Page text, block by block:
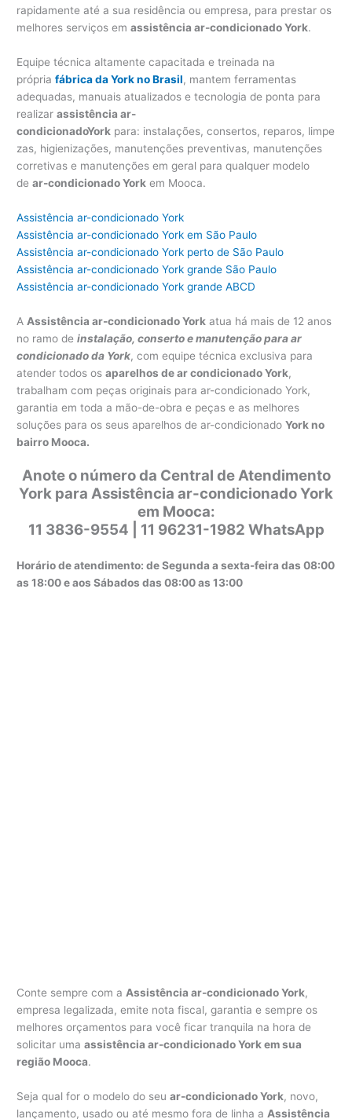
rapidamente até a sua residência ou empresa, para prestar os
melhores serviços emassistência ar-condicionado York.
Equipe técnica altamente capacitada e treinada na
própriafábrica da York no Brasil, mantem ferramentas
adequadas, manuais atualizados e tecnologia de ponta para
realizarassistência ar-
condicionadoYork para: instalações, consertos, reparos, limpe
zas, higienizações, manutenções preventivas, manutenções
corretivas e manutenções em geral para qualquer modelo
dear-condicionado York em Mooca.
Assistência ar-condicionado York
Assistência ar-condicionado York em São Paulo
Assistência ar-condicionado York perto de São Paulo
Assistência ar-condicionado York grande São Paulo
Assistência ar-condicionado York grande ABCD
A Assistência ar-condicionado York atua há mais de 12 anos
no ramo deinstalação, conserto e manutenção para ar
condicionado da York, com equipe técnica exclusiva para
atender todos osaparelhos de ar condicionado York,
trabalham com peças originais para ar-condicionado York,
garantia em toda a mão-de-obra e peças e as melhores
soluções para os seus aparelhos de ar-condicionadoYork no
bairro Mooca.
Anote o número da Central de Atendimento
York para Assistência ar-condicionado York
em Mooca:
11 3836-9554 | 11 96231-1982 WhatsApp
Horário de atendimento: de Segunda a sexta-feira das 08:00
as 18:00 e aos Sábados das 08:00 as 13:00
Conte sempre com a Assistência ar-condicionado York,
empresa legalizada, emite nota fiscal, garantia e sempre os
melhores orçamentos para você ficar tranquila na hora de
solicitar umaassistência ar-condicionado York em sua
região Mooca.
Seja qual for o modelo do seuar-condicionado York, novo,
lançamento, usado ou até mesmo fora de linha a Assistência